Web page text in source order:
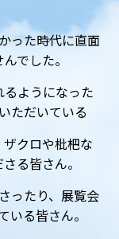
った時代に直面
でした。
ようになった
ただいている
クロや枇杷な
る皆さん。
ったり、展覧会
いる皆さん。